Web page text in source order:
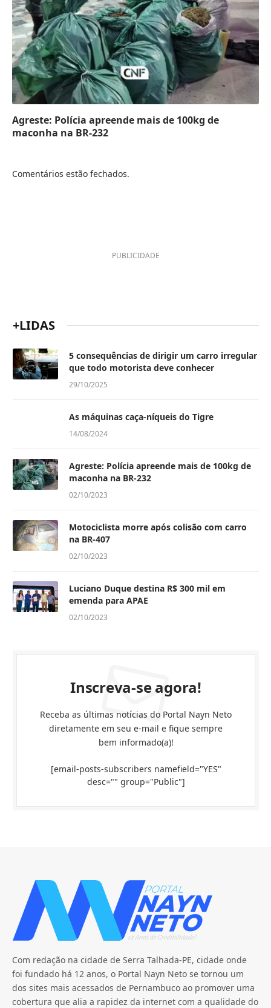
Agreste: Polícia apreende mais de 100kg de
maconha na BR-232
Comentários estão fechados.
PUBLICIDADE
+LIDAS
5 consequências de dirigir um carro irregular
que todo motorista deve conhecer
29/10/2025
As máquinas caça-níqueis do Tigre
14/08/2024
Agreste: Polícia apreende mais de 100kg de
maconha na BR-232
02/10/2023
Motociclista morre após colisão com carro
na BR-407
02/10/2023
Luciano Duque destina R$ 300 mil em
emenda para APAE
02/10/2023
Inscreva-se agora!
Receba as últimas notícias do Portal Nayn Neto
diretamente em seu e-mail e fique sempre
bem informado(a)!
[email-posts-subscribers namefield="YES"
desc="" group="Public"]
Com redação na cidade de Serra Talhada-PE, cidade onde
foi fundado há 12 anos, o Portal Nayn Neto se tornou um
dos sites mais acessados de Pernambuco ao promover uma
cobertura que alia a rapidez da internet com a qualidade do